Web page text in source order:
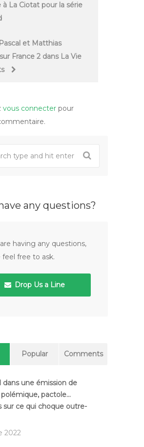
La Ciotat pour la série
et Matthias
France 2 dans La Vie
vous connecter pour
any questions?
having any questions,
feel free to ask.
Drop Us a Line
Popular Comments
dans une émission de
pactole…
sur ce qui choque outre-
2022